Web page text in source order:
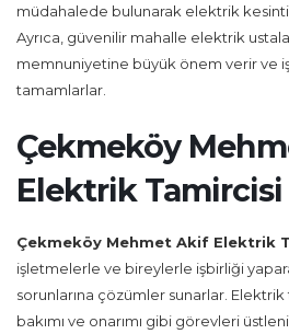
müdahalede bulunarak elektrik
Ayrıca, güvenilir mahalle elektrik
memnuniyetine büyük önem verir ve
tamamlarlar.
Çekmeköy
Elektrik Tamircisi
Çekmeköy Mehmet Akif Elektrik
işletmelerle ve bireylerle işbirliği
sorunlarına çözümler sunarlar. Elektrik
bakımı ve onarımı gibi görevleri